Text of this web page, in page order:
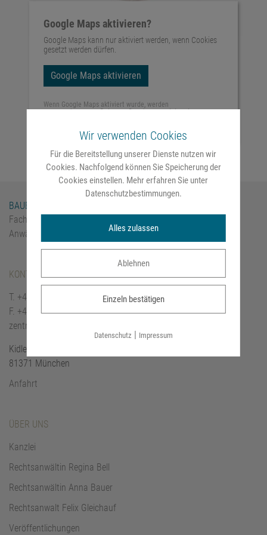
Google Maps aktivieren?
Google Maps kann nur aktiviert werden, wenn Cookies
gesetzt werden dürfen.
Google Maps aktivieren
Wenn Google Maps aktiviert wurde, werden
personenbezogene Daten an Google gesendet und
BAUER | BELL
Fachkanzlei für Arbeitsrecht
Anwält:innen in Bürogemeinschaft
KONTAKT
T. +49 (0)89 / 381 64 00 - 10
F. +49 (0)89 / 381 64 00 - 11
zentrale@arbeitsrecht-fachkanzlei.de
Kidlerstraße 22
81371 München
Anfahrt
ÜBER UNS
Kanzlei
Rechtsanwältin Regina Bell
Rechtsanwältin Anna Bauer
Rechtsanwalt Felix Gleichauf
Veröffentlichungen
Wir verwenden Cookies
Für die Bereitstellung unserer Dienste nutzen wir
Cookies. Nachfolgend können Sie Speicherung der
Cookies einstellen. Mehr erfahren Sie unter
Datenschutzbestimmungen.
Alles zulassen
Ablehnen
Einzeln bestätigen
Datenschutz | Impressum